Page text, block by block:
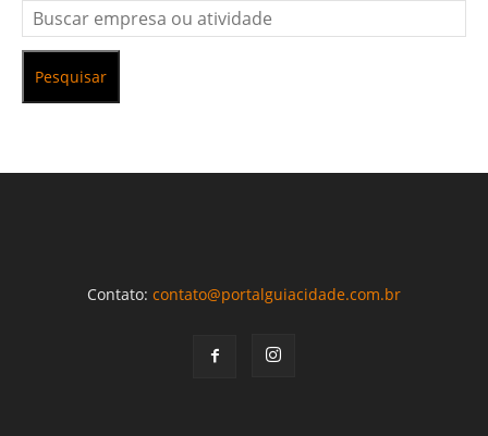
Pesquisar
Contato: contato@portalguiacidade.com.br